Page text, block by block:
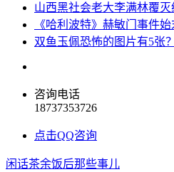
山西黑社会老大李满林覆灭
《哈利波特》赫敏门事件始
双鱼玉佩恐怖的图片有5张
咨询电话
18737353726
点击QQ咨询
闲话茶余饭后那些事儿